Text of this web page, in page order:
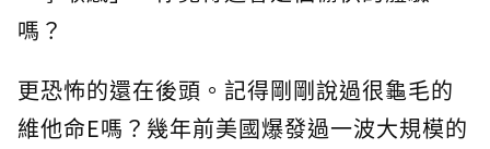
嗎？
更恐怖的還在後頭。記得剛剛說過很龜毛的
維他命E嗎？幾年前美國爆發過一波大規模的